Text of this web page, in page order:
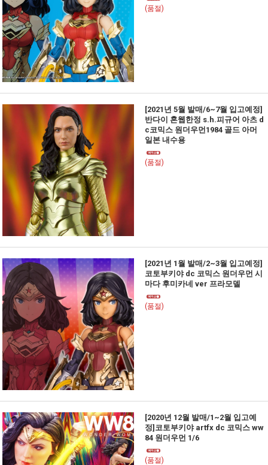
(품절)
[2021년 5월 발매/6~7월 입고예정]
반다이 혼웹한정 s.h.피규어 아츠 d
c코믹스 원더우먼1984 골드 아머
일본 내수용
(품절)
[2021년 1월 발매/2~3월 입고예정]
코토부키야 dc 코믹스 원더우먼 시
마다 후미카네 ver 프라모델
(품절)
[2020년 12월 발매/1~2월 입고예
정]코토부키야 artfx dc 코믹스 ww
84 원더우먼 1/6
(품절)